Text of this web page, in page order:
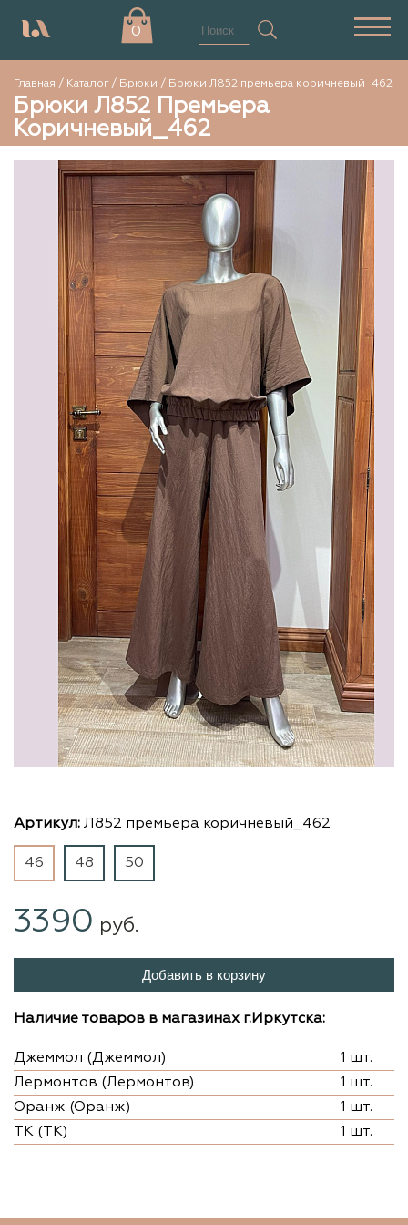
0
Главная / Каталог/ Брюки / Брюки Л852 премьера коричневый_462
Брюки Л852 Премьера
Коричневый_462
Артикул: Л852 премьера коричневый_462
46 48 50
3390 руб.
Добавить в корзину
Наличие товаров в магазинах г.Иркутска:
Джеммол (Джеммол)
1 шт.
Лермонтов (Лермонтов)
1 шт.
Оранж (Оранж)
1 шт.
ТК (ТК)
1 шт.